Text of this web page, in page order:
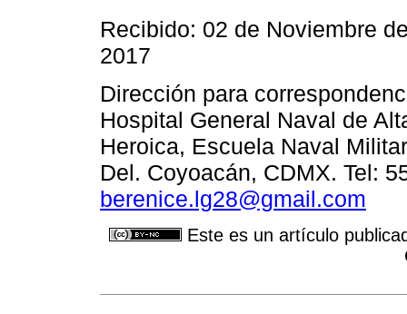
Recibido: 02 de Noviembre
2017
Dirección para
Hospital General Naval de
Heroica, Escuela Naval
Del. Coyoacán, CDMX. Tel:
berenice.lg28@gmail.com
Este es un artículo